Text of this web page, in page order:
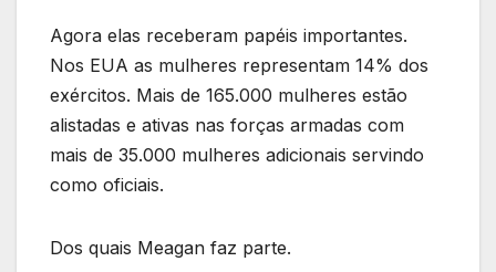
Agora elas receberam papéis importantes.
Nos EUA as mulheres representam 14% dos
exércitos. Mais de 165.000 mulheres estão
alistadas e ativas nas forças armadas com
mais de 35.000 mulheres adicionais servindo
como oficiais.
Dos quais Meagan faz parte.